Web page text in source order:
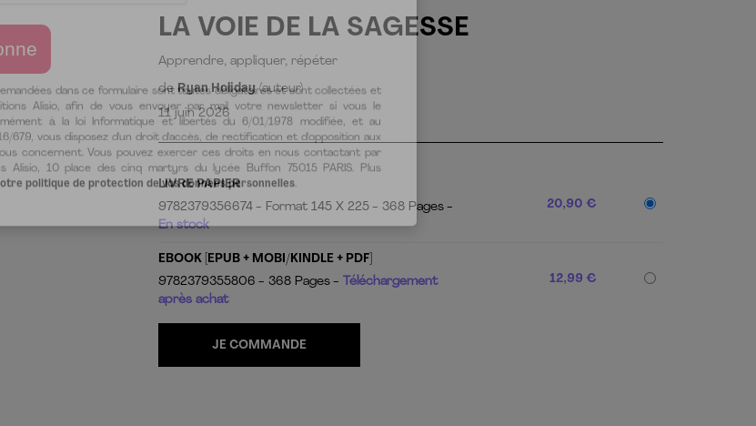
LA VOIE DE LA SAGESSE
Apprendre, appliquer, répéter
de Ryan Holiday(auteur)
11 juin 2026
LIVRE PAPIER
9782379356674
Format 145 X 225
368 Pages
En stock
20,90 €
EBOOK [EPUB + MOBI/KINDLE + PDF]
9782379355806
368 Pages
Téléchargement
après achat
12,99 €
Alisio, afin de vous envoyer par mail votre newsletter si vous le
à la loi Informatique et libertés du 6/01/1978 modifiée, et au
679, vous disposez d'un droit d'accès, de rectification et d'opposition aux
Alisio, 10 place des cinq martyrs du lycée Buffon 75015 PARIS. Plus
notre politique de protection de vos données personnelles.